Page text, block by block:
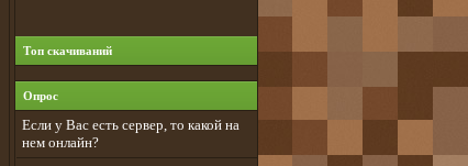
Топ скачиваний
Опрос
Если у Вас есть сервер, то какой на
нем онлайн?